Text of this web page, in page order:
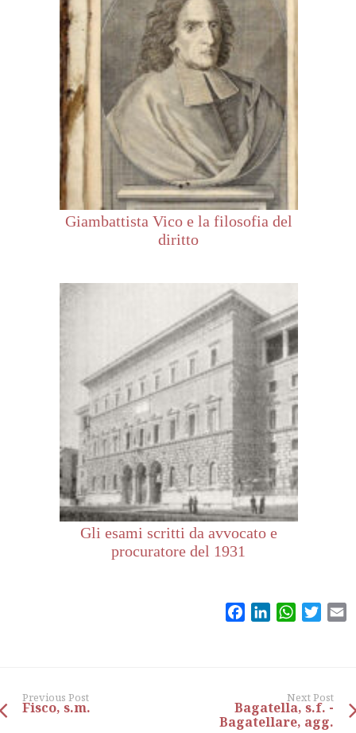
Giambattista Vico e la filosofia del
diritto
Gli esami scritti da avvocato e
procuratore del 1931
FacebookLinkedIn
Previous Post
Fisco, s.m.
Next Post
Bagatella, s.f. -
Bagatellare, agg.